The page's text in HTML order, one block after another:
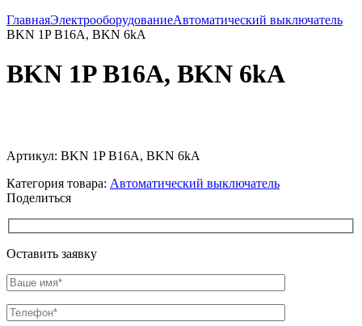
ГлавнаяЭлектрооборудованиеАвтоматический выключатель
BKN 1P B16A, BKN 6kA
BKN 1P B16A, BKN 6kA
Артикул: BKN 1P B16A, BKN 6kA
Категория товара: Автоматический выключатель
Поделиться
Оставить заявку